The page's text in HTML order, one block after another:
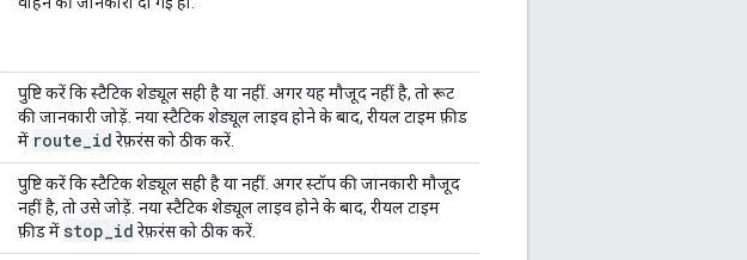
पुष्टि करें कि स्टैटिक शेड्यूल सही है या नहीं. अगर यह मौजूद नहीं है, तो रूट
की जानकारी जोड़ें. नया स्टैटिक शेड्यूल लाइव होने के बाद, रीयल टाइम फ़ीड
में route id रेफ़रंस को ठीक करें.
पुष्टि करें कि स्टैटिक शेड्यूल सही है या नहीं. अगर स्टॉप की जानकारी मौजूद
नहीं है, तो उसे जोड़ें. नया स्टैटिक शेड्यूल लाइव होने के बाद, रीयल टाइम
फ़ीड में stop id रेफ़रंस को ठीक करें.